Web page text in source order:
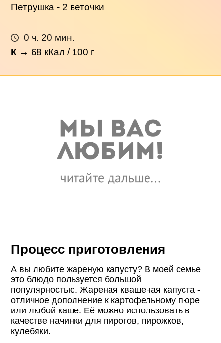
Петрушка - 2 веточки
0 ч. 20 мин.
К → 68 кКал / 100 г
Процесс приготовления
А вы любите жареную капусту? В моей семье
это блюдо пользуется большой
популярностью. Жареная квашеная капуста -
отличное дополнение к картофельному пюре
или любой каше. Её можно использовать в
качестве начинки для пирогов, пирожков,
кулебяки.